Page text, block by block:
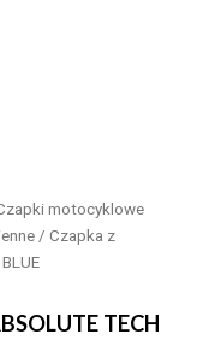
motocyklowe
/ Czapka z
TECH